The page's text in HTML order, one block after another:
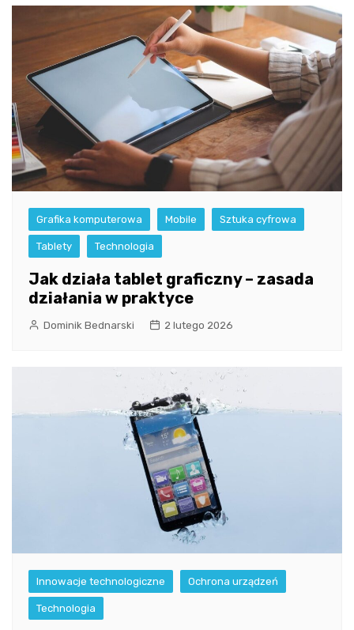
Grafika komputerowa Mobile Sztuka cyfrowa
Tablety Technologia
Jak działa tablet graficzny – zasada
działania w praktyce
Dominik Bednarski 2 lutego 2026
Innowacje technologiczne Ochrona urządzeń
Technologia